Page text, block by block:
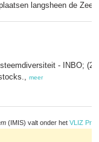
langsheen de
- INBO;
meer
(IMIS) valt onder het VLIZ